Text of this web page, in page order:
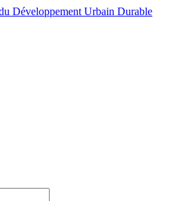
Développement Urbain Durable